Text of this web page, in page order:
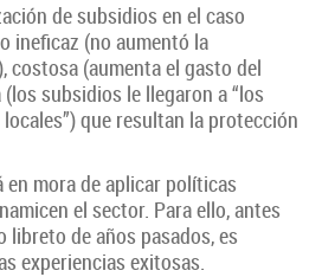
de subsidios en el caso
ineficaz (no aumentó la
costosa (aumenta el gasto del
subsidios le llegaron a “los
que resultan la protección
en mora de aplicar políticas
el sector. Para ello, antes
libreto de años pasados, es
experiencias exitosas.